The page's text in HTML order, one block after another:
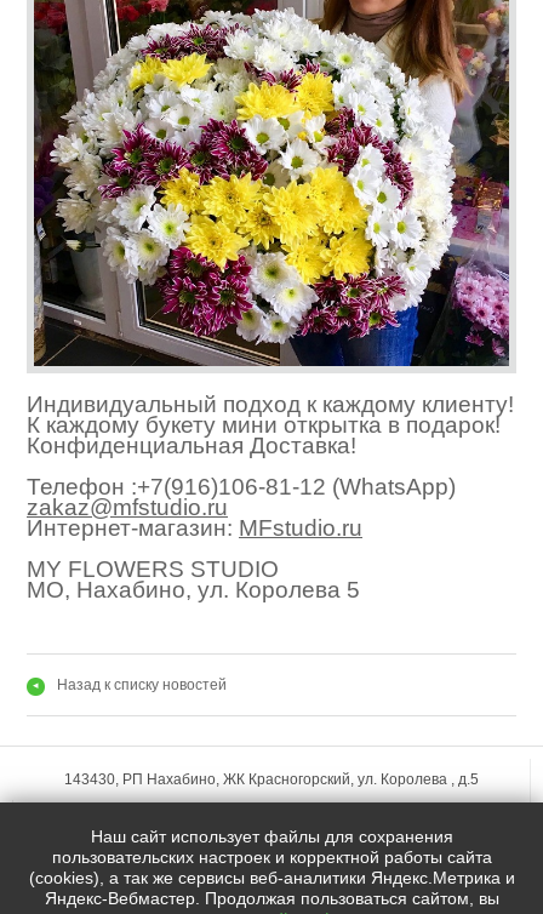
Индивидуальный подход к каждому клиенту!
К каждому букету мини открытка в подарок!
Конфиденциальная Доставка!
Телефон :+7(916)106-81-12 (WhatsApp)
zakaz@mfstudio.ru
Интернет-магазин: MFstudio.ru
MY FLOWERS STUDIO
МО, Нахабино, ул. Королева 5
◂ Назад к списку новостей
143430, РП Нахабино, ЖК Красногорский, ул. Королева , д.5
255-74-75
zakaz@mfstudio.ru
Мы в социальных сетях:
Наш сайт использует файлы для сохранения
пользовательских настроек и корректной работы сайта
(cookies), а так же сервисы веб-аналитики Яндекс.Метрика и
Яндекс-Вебмастер. Продолжая пользоваться сайтом, вы